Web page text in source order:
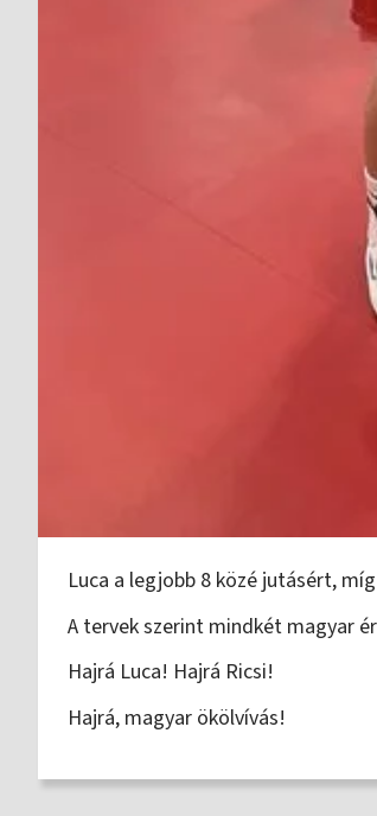
Luca a legjobb 8 közé jutásért,
A tervek szerint mindkét magyar
Hajrá Luca! Hajrá Ricsi!
Hajrá, magyar ökölvívás!